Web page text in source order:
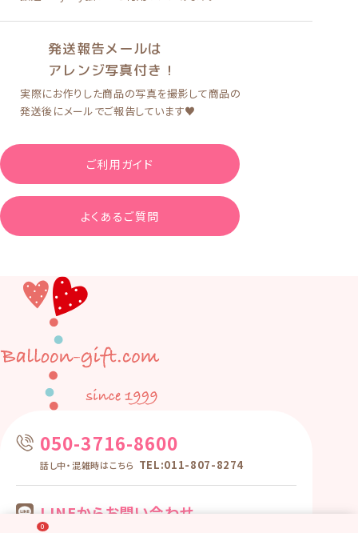
発送報告メールは
アレンジ写真付き！
実際にお作りした商品の写真を撮影して商品の
発送後にメールでご報告しています♥
ご利用ガイド
よくあるご質問
0
050-3716-8600
話し中・混雑時はこちら TEL:011-807-8274
LINEからお問い合わせ